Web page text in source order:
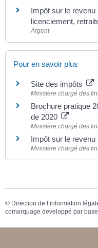
Impôt sur le revenu
licenciement,
Argent
Pour en savoir plus
Site des impôts
Ministère chargé des
Brochure pratique
de 2020
Ministère chargé des
Impôt sur le
Ministère chargé des
© Direction de l’information
comarquage developpé par